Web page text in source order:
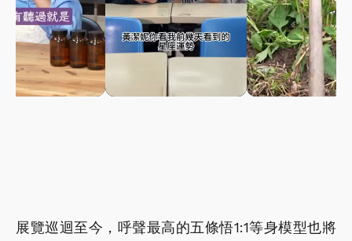
展覽巡迴至今，呼聲最高的五條悟1:1等身模型也將